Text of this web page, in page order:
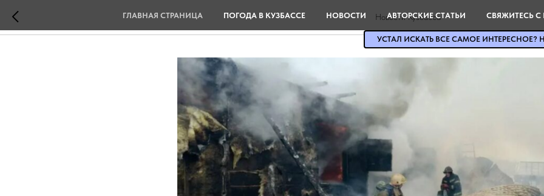
Новости Кузбасса
ГЛАВНАЯ СТРАНИЦА ПОГОДА В КУЗБАССЕ НОВОСТИ АВТОРСКИЕ СТАТЬИ СВЯЖИТЕСЬ
УСТАЛ ИСКАТЬ ВСЕ САМОЕ ИНТЕРЕСНОЕ?